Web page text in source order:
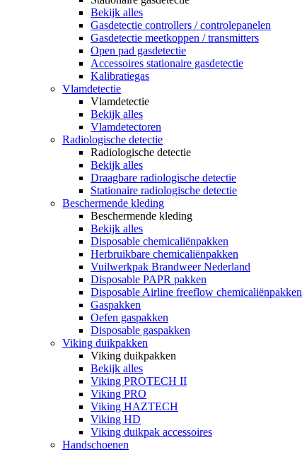
Bekijk alles
Gasdetectie controllers / controlepanelen
Gasdetectie meetkoppen / transmitters
Open pad gasdetectie
Accessoires stationaire gasdetectie
Kalibratiegas
Vlamdetectie
Vlamdetectie
Bekijk alles
Vlamdetectoren
Radiologische detectie
Radiologische detectie
Bekijk alles
Draagbare radiologische detectie
Stationaire radiologische detectie
Beschermende kleding
Beschermende kleding
Bekijk alles
Disposable chemicaliënpakken
Herbruikbare chemicaliënpakken
Vuilwerkpak Brandweer Nederland
Disposable PAPR pakken
Disposable Airline freeflow chemicaliënpakken
Gaspakken
Oefen gaspakken
Disposable gaspakken
Viking duikpakken
Viking duikpakken
Bekijk alles
Viking PROTECH II
Viking PRO
Viking HAZTECH
Viking HD
Viking duikpak accessoires
Handschoenen